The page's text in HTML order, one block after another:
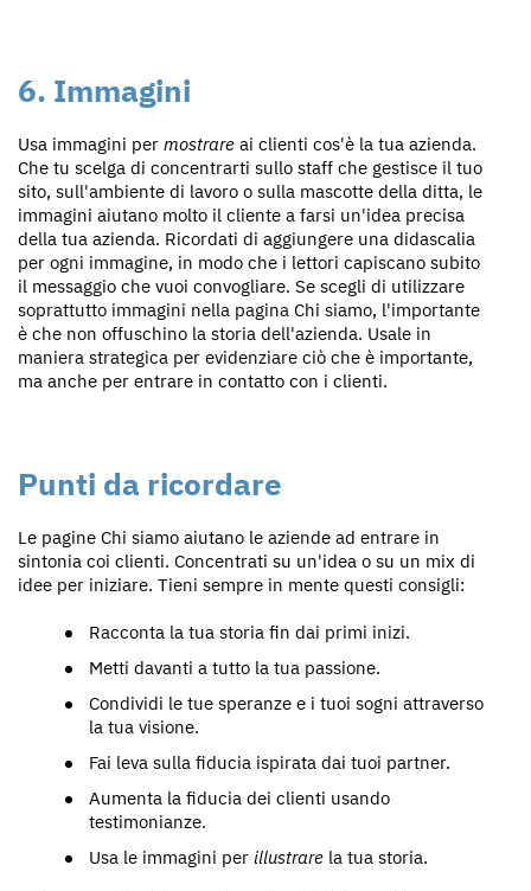
6. Immagini
Usa immagini per mostrare ai clienti cos'è la tua azienda.
Che tu scelga di concentrarti sullo staff che gestisce il tuo
sito, sull'ambiente di lavoro o sulla mascotte della ditta, le
immagini aiutano molto il cliente a farsi un'idea precisa
della tua azienda. Ricordati di aggiungere una didascalia
per ogni immagine, in modo che i lettori capiscano subito
il messaggio che vuoi convogliare. Se scegli di utilizzare
soprattutto immagini nella pagina Chi siamo, l'importante
è che non offuschino la storia dell'azienda. Usale in
maniera strategica per evidenziare ciò che è importante,
ma anche per entrare in contatto con i clienti.
Punti da ricordare
Le pagine Chi siamo aiutano le aziende ad entrare in
sintonia coi clienti. Concentrati su un'idea o su un mix di
idee per iniziare. Tieni sempre in mente questi consigli:
Racconta la tua storia fin dai primi inizi.
Metti davanti a tutto la tua passione.
Condividi le tue speranze e i tuoi sogni attraverso
la tua visione.
Fai leva sulla fiducia ispirata dai tuoi partner.
Aumenta la fiducia dei clienti usando
testimonianze.
Usa le immagini per illustrare la tua storia.